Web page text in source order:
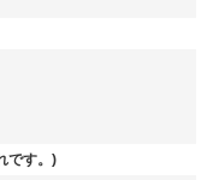
です。)